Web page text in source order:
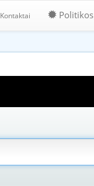
Kontaktai Politikos